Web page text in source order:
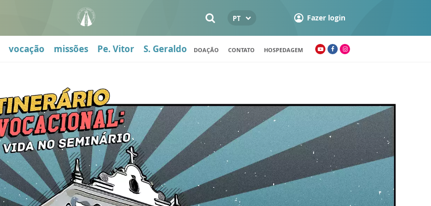
PT Fazer login
vocação missões Pe. Vitor S. Geraldo DOAÇÃO CONTATO HOSPEDAGEM